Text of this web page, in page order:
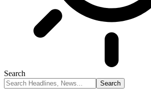
Search